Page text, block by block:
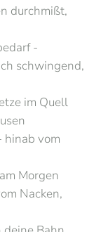
durchmißt,
-
schwingend,
im Quell
hinab vom
Morgen
Nacken,